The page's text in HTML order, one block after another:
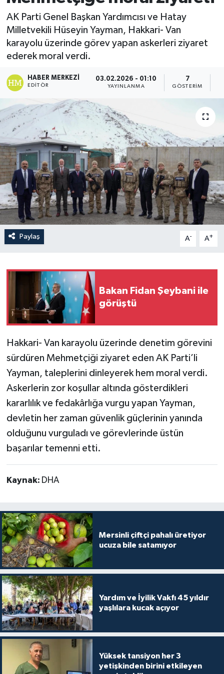
AK Parti Genel Başkan Yardımcısı ve Hatay
Milletvekili Hüseyin Yayman, Hakkari- Van
karayolu üzerinde görev yapan askerleri ziyaret
ederek moral verdi.
HABER MERKEZI
EDITÖR
03.02.2026 - 01:10
YAYINLANMA
7
GÖSTERIM
Paylaş A- A+
Bakan Fidan Şeybani ile
görüştü
Hakkari- Van karayolu üzerinde denetim görevini
sürdüren Mehmetçiği ziyaret eden AK Parti’li
Yayman, taleplerini dinleyerek hem moral verdi.
Askerlerin zor koşullar altında gösterdikleri
kararlılık ve fedakârlığa vurgu yapan Yayman,
devletin her zaman güvenlik güçlerinin yanında
olduğunu vurguladı ve görevlerinde üstün
başarılar temenni etti.
Kaynak: DHA
Mersinli çiftçi pahalı üretiyor
ucuza bile satamıyor
Yardım ve İyilik Vakfı 45 yıldır
yaşlılara kucak açıyor
Yüksek tansiyon her 3
yetişkinden birini etkileyen